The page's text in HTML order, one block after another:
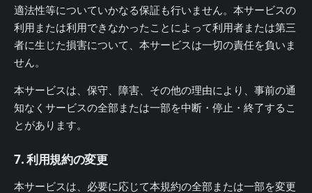
適法性等についていかなる保証も行いません。本サービスの
利用または利用できなかったことによって利用者または第三
者に生じた損害について、本サービスは一切の責任を負いま
せん。
本サービスは、保守、障害、その他の理由により、事前の通
知なくサービスの全部または一部を中断・停止・終了するこ
とがあります。
7. 利用規約の変更
本サービスは、必要に応じて本規約の全部または一部を変更